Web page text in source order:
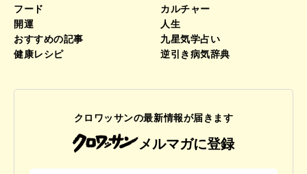
フード
カルチャー
開運
人生
おすすめの記事
九星気学占い
健康レシピ
逆引き病気辞典
クロワッサンの最新情報が届きます
メルマガに登録